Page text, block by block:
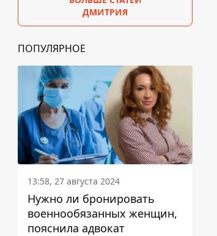
ДМИТРИЯ
ПОПУЛЯРНОЕ
13:58, 27 августа 2024
Нужно ли бронировать
военнообязанных женщин,
пояснила адвокат